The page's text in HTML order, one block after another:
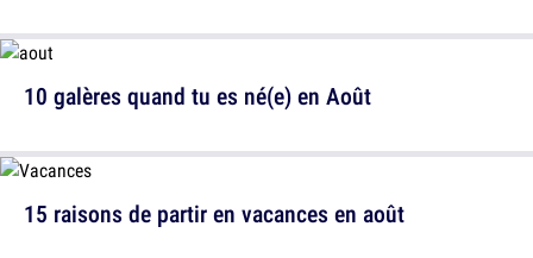
10 galères quand tu es né(e) en Août
15 raisons de partir en vacances en août